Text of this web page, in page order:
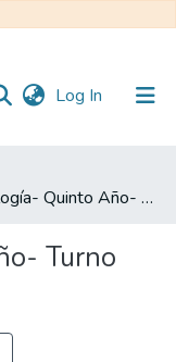
Log In (current)
Criminología- Quinto Año- Turno Noche
Turno